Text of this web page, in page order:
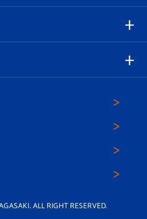
なしガイド
）
ム
ALL RIGHT RESERVED.